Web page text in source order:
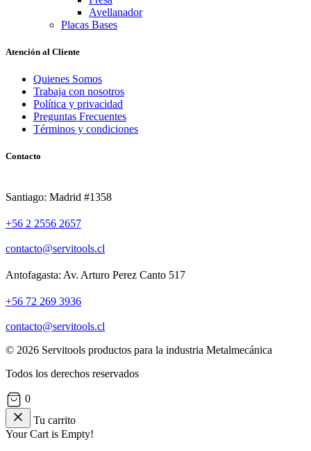
Avellanador
Placas Bases
Atención al Cliente
Quienes Somos
Trabaja con nosotros
Política y privacidad
Preguntas Frecuentes
Términos y condiciones
Contacto
Santiago: Madrid #1358
+56 2 2556 2657
contacto@servitools.cl
Antofagasta: Av. Arturo Perez Canto 517
+56 72 269 3936
contacto@servitools.cl
© 2026 Servitools productos para la industria Metalmecánica
Todos los derechos reservados
0
Tu carrito
Your Cart is Empty!